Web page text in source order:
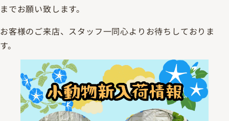
までお願い致します。
お客様のご来店、スタッフ一同心よりお待ちしておりま
す。